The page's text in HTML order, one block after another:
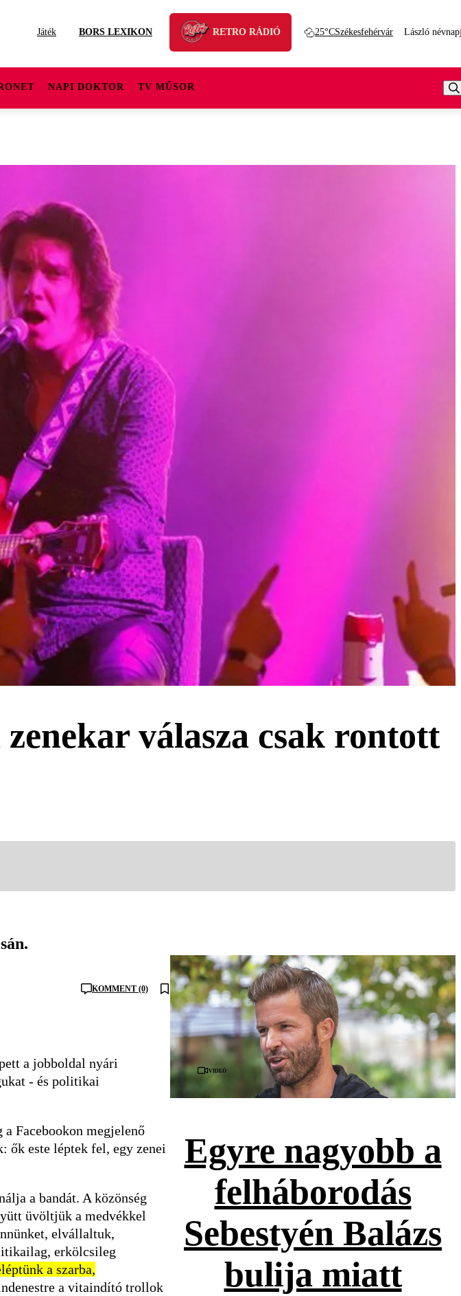
Játék BORS LEXIKON RETRO RÁDIÓ 25°CSzékesfehérvár László
NAPI DOKTOR TV MŰSOR
válasza csak rontott
KOMMENT (0)
a jobboldal nyári
- és politikai
Facebookon megjelenő
ők este léptek fel, egy zenei
a bandát. A közönség
üvöltjük a medvékkel
elvállaltuk,
erkölcsileg
a szarba,
a vitaindító trollok
Videó
Egyre nagyobb a
felháborodás
Sebestyén Balázs
bulija miatt